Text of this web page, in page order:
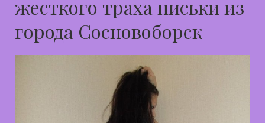
жесткого траха письки из
города Сосновоборск